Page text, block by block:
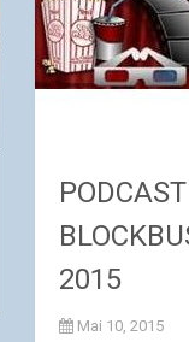
2015
Mai 10, 2015